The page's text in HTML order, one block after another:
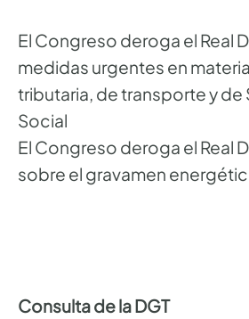
El Congreso deroga el Real
medidas urgentes en
tributaria, de transporte y de
Social
El Congreso deroga el Real
sobre el gravamen
Consulta de la DGT